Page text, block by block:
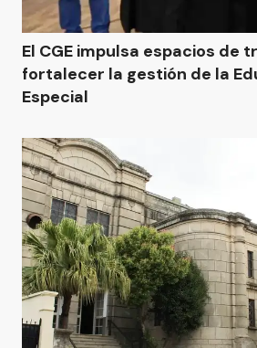
El CGE impulsa espacios de
fortalecer la gestión de la
Especial